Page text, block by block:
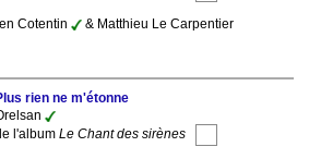
Cotentin & Matthieu Le Carpentier
rien ne m'étonne
l'album Le Chant des sirènes